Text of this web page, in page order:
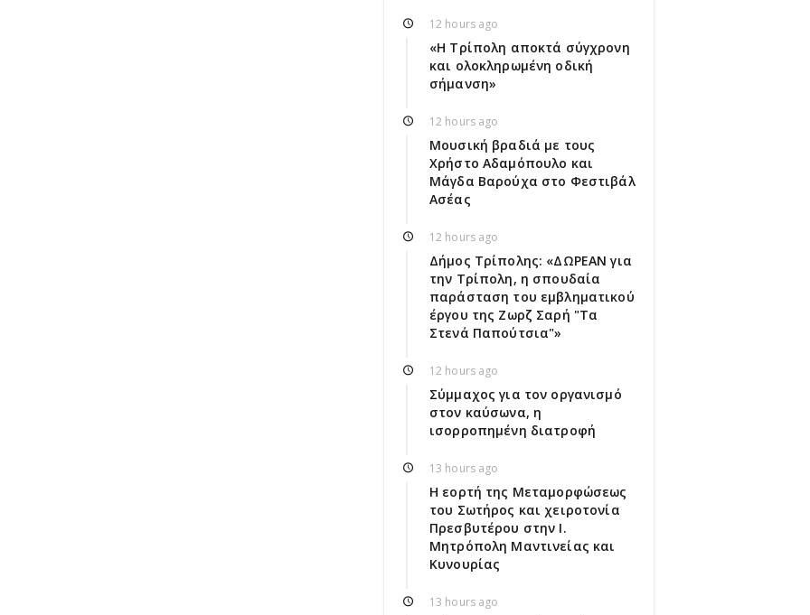
12 hours ago
«Η Τρίπολη αποκτά σύγχρονη
και ολοκληρωμένη οδική
σήμανση»
12 hours ago
Μουσική βραδιά με τους
Χρήστο Αδαμόπουλο και
Μάγδα Βαρούχα στο Φεστιβάλ
Ασέας
12 hours ago
Δήμος Τρίπολης: «ΔΩΡΕΑΝ για
την Τρίπολη, η σπουδαία
παράσταση του εμβληματικού
έργου της Ζωρζ Σαρή "Τα
Στενά Παπούτσια"»
12 hours ago
Σύμμαχος για τον οργανισμό
στον καύσωνα, η
ισορροπημένη διατροφή
13 hours ago
Η εορτή της Μεταμορφώσεως
του Σωτήρος και χειροτονία
Πρεσβυτέρου στην Ι.
Μητρόπολη Μαντινείας και
Κυνουρίας
13 hours ago